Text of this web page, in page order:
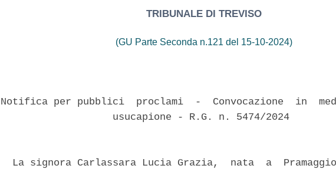
TRIBUNALE DI TREVISO
(GU Parte Seconda n.121 del 15-10-2024)
Notifica per pubblici  proclami  -  Convocazione  in
                   usucapione - R.G. n. 5474/2024
La signora Carlassara Lucia Grazia,  nata  a